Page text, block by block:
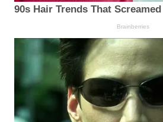
90s Hair Trends That
Brainberries